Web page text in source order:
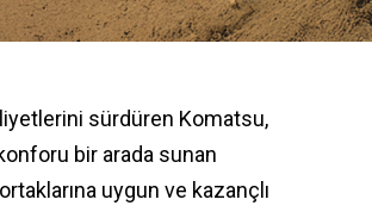
sürdüren Komatsu,
bir arada sunan
uygun ve kazançlı